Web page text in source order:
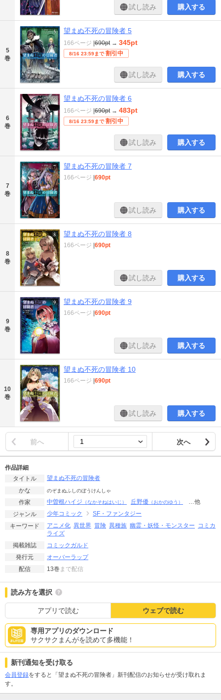
試し読み 購入する
5
巻
望まぬ不死の冒険者 5
166ページ 690pt → 345pt
8/16 23:59まで 割引中
試し読み 購入する
6
巻
望まぬ不死の冒険者 6
166ページ 690pt → 483pt
8/16 23:59まで 割引中
試し読み 購入する
7
巻
望まぬ不死の冒険者 7
166ページ 690pt
試し読み 購入する
8
巻
望まぬ不死の冒険者 8
166ページ 690pt
試し読み 購入する
9
巻
望まぬ不死の冒険者 9
166ページ 690pt
試し読み 購入する
10
巻
望まぬ不死の冒険者 10
166ページ 690pt
試し読み 購入する
前へ 次へ
作品詳細
タイトル
望まぬ不死の冒険者
かな
のぞまぬふしのぼうけんしゃ
作家 中曽根ハイジ （なかそねはいじ） 丘野優 （おかのゆう）
…他
ジャンル
少年コミック
SF・ファンタジー
キーワード
アニメ化 異世界 冒険 異種族 幽霊・妖怪・モンスター コミカ
ライズ
掲載雑誌
コミックガルド
発行元
オーバーラップ
配信
13巻 まで配信
読み方を選択
アプリで読む ウェブで読む
専用アプリのダウンロード
サクサクまんがを読めて多機能！
新刊通知を受け取る
会員登録をすると「望まぬ不死の冒険者」新刊配信のお知らせが受け取れま
す。